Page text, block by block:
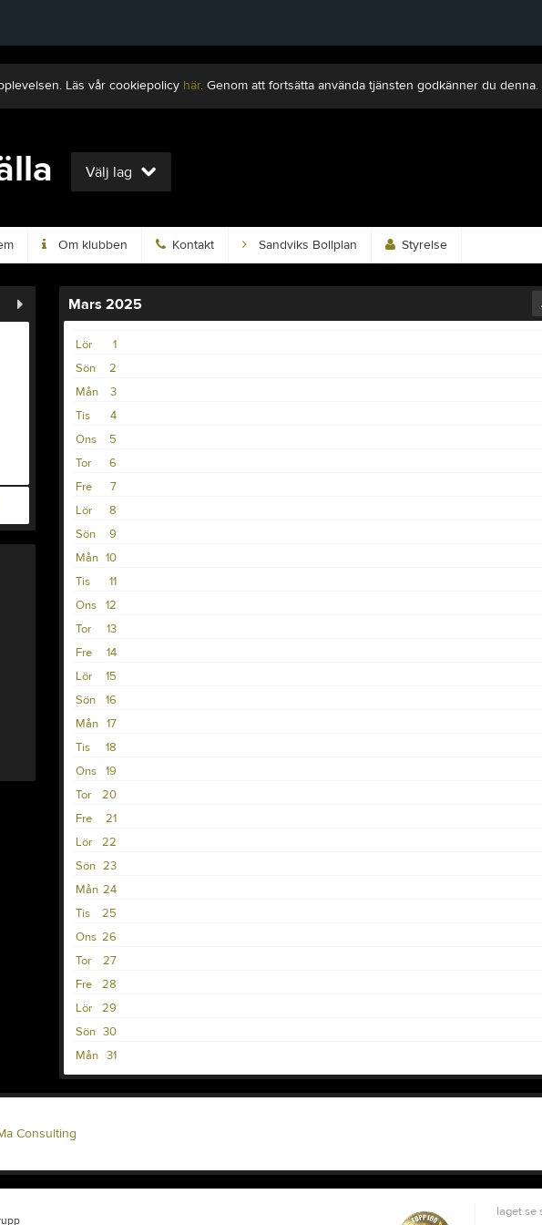
Läs vår cookiepolicy här. Genom att fortsätta använda tjänsten godkänner du denna.
Välj lag
Om klubben Kontakt Sandviks Bollplan Styrelse
Mars 2025
1
Lör
2
Sön
3
Mån
4
Tis
5
Ons
6
Tor
7
Fre
8
Lör
9
Sön
10
Mån
11
Tis
12
Ons
13
Tor
14
Fre
15
Lör
16
Sön
17
Mån
18
Tis
19
Ons
20
Tor
21
Fre
22
Lör
23
Sön
24
Mån
25
Tis
26
Ons
27
Tor
28
Fre
29
Lör
30
Sön
31
Mån
laget.se